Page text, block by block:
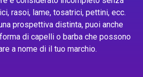
rasoi, lame, tosatrici, pettini, ecc.
prospettiva distinta, puoi anche
di capelli o barba che possono
a nome di il tuo marchio.